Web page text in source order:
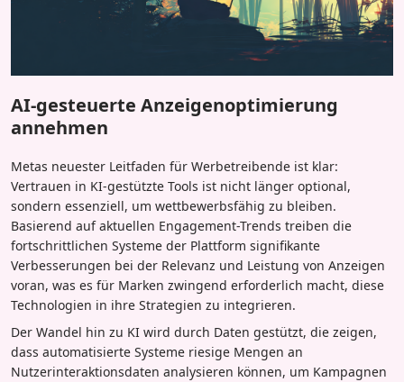
AI-gesteuerte Anzeigenoptimierung
annehmen
Metas neuester Leitfaden für Werbetreibende ist klar:
Vertrauen in KI-gestützte Tools ist nicht länger optional,
sondern essenziell, um wettbewerbsfähig zu bleiben.
Basierend auf aktuellen Engagement-Trends treiben die
fortschrittlichen Systeme der Plattform signifikante
Verbesserungen bei der Relevanz und Leistung von Anzeigen
voran, was es für Marken zwingend erforderlich macht, diese
Technologien in ihre Strategien zu integrieren.
Der Wandel hin zu KI wird durch Daten gestützt, die zeigen,
dass automatisierte Systeme riesige Mengen an
Nutzerinteraktionsdaten analysieren können, um Kampagnen